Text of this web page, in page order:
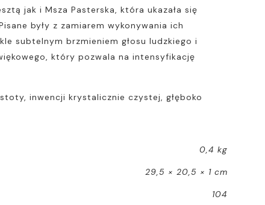
jak i Msza Pasterska, która ukazała się
były z zamiarem wykonywania ich
subtelnym brzmieniem głosu ludzkiego i
który pozwala na intensyfikację
inwencji krystalicznie czystej, głęboko
0,4 kg
29,5 × 20,5 × 1 cm
104